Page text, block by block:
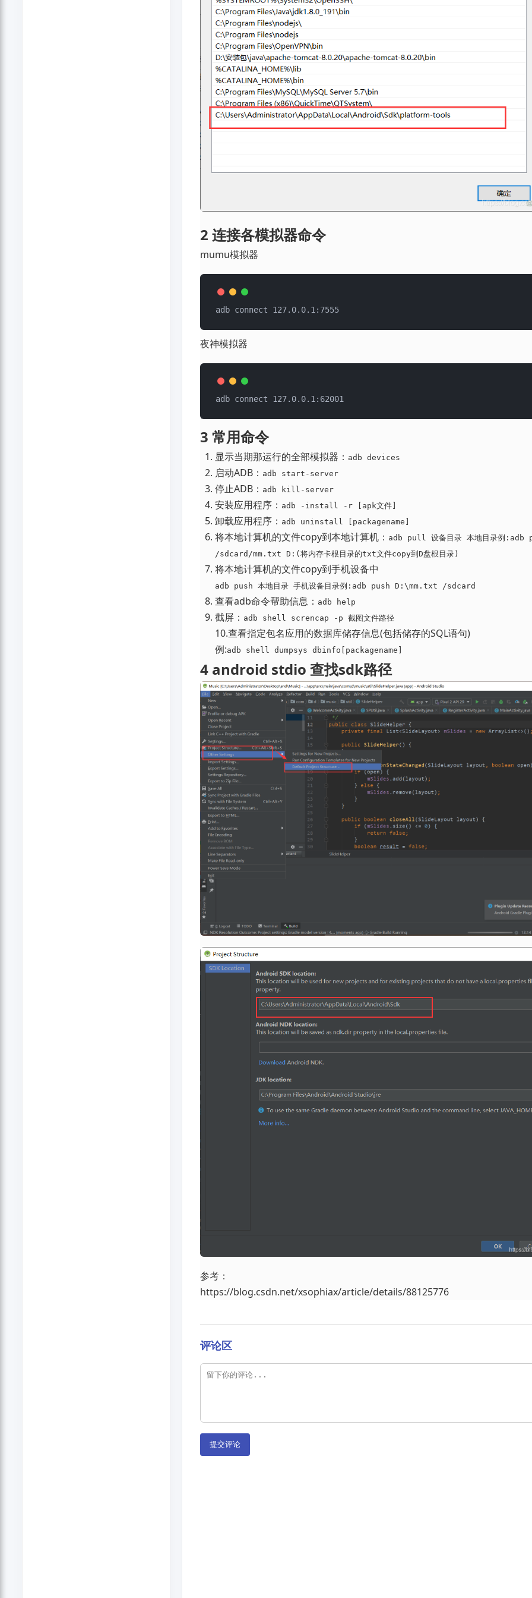
2 连接各模拟器命令
mumu模拟器
夜神模拟器
3 常用命令
显示当期那运行的全部模拟器： adb devices
启动ADB： adb start-server
停止ADB： adb kill-server
安装应用程序： adb -install -r [apk文件]
卸载应用程序： adb uninstall [packagename]
将本地计算机的文件copy到本地计算机： adb pull 设备目录 本地目录例
/sdcard/mm.txt D:(将内存卡根目录的txt文件copy到D盘根目录)
将本地计算机的文件copy到手机设备中
adb push 本地目录 手机设备目录例:adb push D:\mm.txt /sdcard
查看adb命令帮助信息： adb help
截屏： adb shell screncap -p 截图文件路径
10.查看指定包名应用的数据库储存信息(包括储存的SQL语句)
例:adb shell dumpsys dbinfo[packagename]
4 android stdio 查找sdk路径
参考：
https://blog.csdn.net/xsophiax/article/details/88125776
评论区
提交评论